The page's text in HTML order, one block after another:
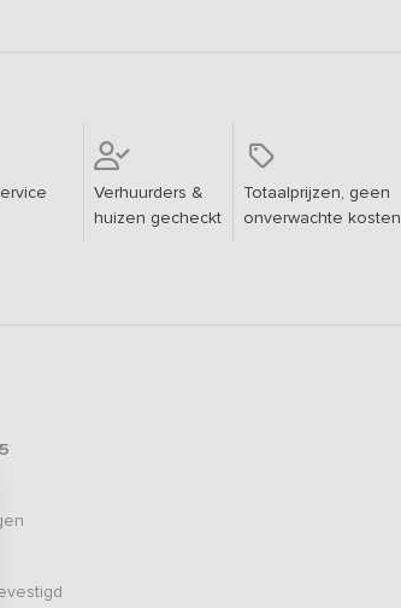
Verhuurders &
huizen gecheckt
Totaalprijzen, geen
onverwachte kosten